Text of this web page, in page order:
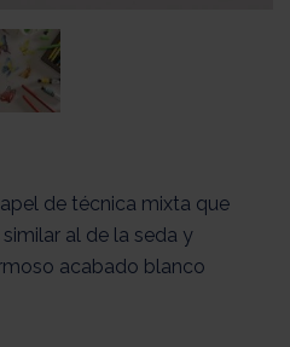
de técnica mixta que
al de la seda y
acabado blanco